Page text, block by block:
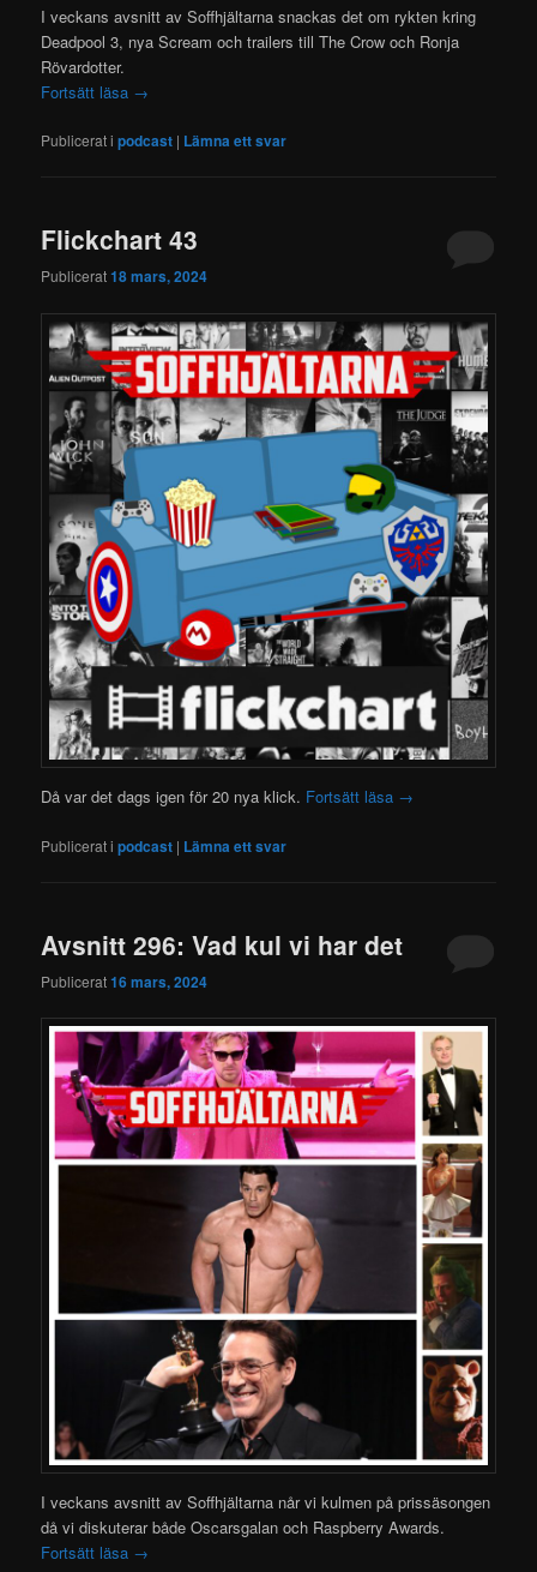
I veckans avsnitt av Soffhjältarna snackas det om rykten kring
Deadpool 3, nya Scream och trailers till The Crow och Ronja
Rövardotter.
Fortsätt läsa →
Publicerat i podcast | Lämna ett svar
Flickchart 43
Publicerat18 mars, 2024
Då var det dags igen för 20 nya klick. Fortsätt läsa →
Publicerat i podcast | Lämna ett svar
Avsnitt 296: Vad kul vi har det
Publicerat16 mars, 2024
I veckans avsnitt av Soffhjältarna når vi kulmen på prissäsongen
då vi diskuterar både Oscarsgalan och Raspberry Awards.
Fortsätt läsa →